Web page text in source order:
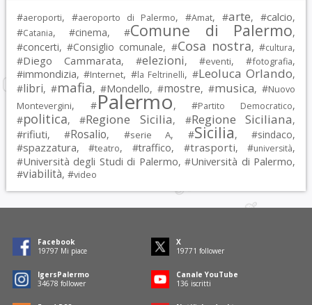
#aeroporti, #aeroporto di Palermo, #Amat, #arte, #calcio,
#Catania, #cinema, #Comune di Palermo,
#concerti, #Consiglio comunale, #Cosa nostra, #cultura,
#Diego Cammarata, #elezioni, #eventi, #fotografia,
#immondizia, #Internet, #la Feltrinelli, #Leoluca Orlando,
#libri, #mafia, #Mondello, #mostre, #musica, #Nuovo
Montevergini, #Palermo, #Partito Democratico,
#politica, #Regione Sicilia, #Regione Siciliana,
#rifiuti, #Rosalio, #serie A, #Sicilia, #sindaco,
#spazzatura, #teatro, #traffico, #trasporti, #università,
#Università degli Studi di Palermo, #Università di Palermo,
#viabilità, #video
Facebook
19797 Mi piace
X
19771 follower
IgersPalermo
34678 follower
Canale YouTube
136 iscritti